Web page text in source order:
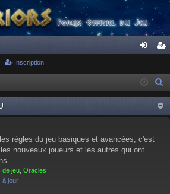
ne
xi
on
cri
pti
on
Inscription
règles du jeu basiques et avancées, c'est
nouveaux joueurs et les autres qui ont
de jeu Oracles
à jour